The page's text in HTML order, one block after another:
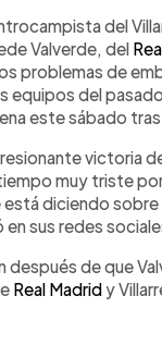
del
Valverde, del
problemas de
equipos del
este sábado
victoria
muy triste
diciendo sobre
sus redes
después de que
Real Madrid y